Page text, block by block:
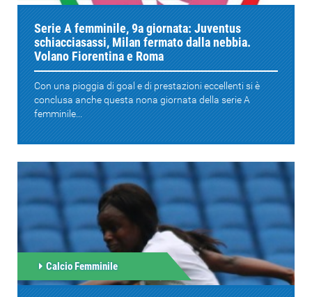
Serie A femminile, 9a giornata: Juventus
schiacciasassi, Milan fermato dalla nebbia.
Volano Fiorentina e Roma
Con una pioggia di goal e di prestazioni eccellenti si è
conclusa anche questa nona giornata della serie A
femminile...
Calcio Femminile